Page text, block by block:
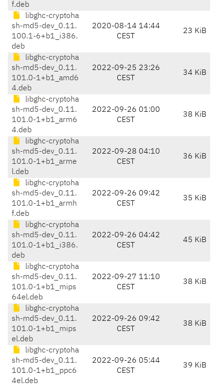
f.deb
libghc-cryptoha
sh-md5-dev_0.11.
100.1-6+b1_i386.
deb
2020-08-14 14:44
CEST
23 KiB
libghc-cryptoha
sh-md5-dev_0.11.
101.0-1+b1_amd6
4.deb
2022-09-25 23:26
CEST
34 KiB
libghc-cryptoha
sh-md5-dev_0.11.
101.0-1+b1_arm6
4.deb
2022-09-26 01:00
CEST
38 KiB
libghc-cryptoha
sh-md5-dev_0.11.
101.0-1+b1_arme
l.deb
2022-09-28 04:10
CEST
36 KiB
libghc-cryptoha
sh-md5-dev_0.11.
101.0-1+b1_armh
f.deb
2022-09-26 09:42
CEST
35 KiB
libghc-cryptoha
sh-md5-dev_0.11.
101.0-1+b1_i386.
deb
2022-09-26 04:42
CEST
45 KiB
libghc-cryptoha
sh-md5-dev_0.11.
101.0-1+b1_mips
64el.deb
2022-09-27 11:10
CEST
38 KiB
libghc-cryptoha
sh-md5-dev_0.11.
101.0-1+b1_mips
el.deb
2022-09-26 09:42
CEST
38 KiB
libghc-cryptoha
sh-md5-dev_0.11.
101.0-1+b1_ppc6
4el.deb
2022-09-26 05:44
CEST
39 KiB